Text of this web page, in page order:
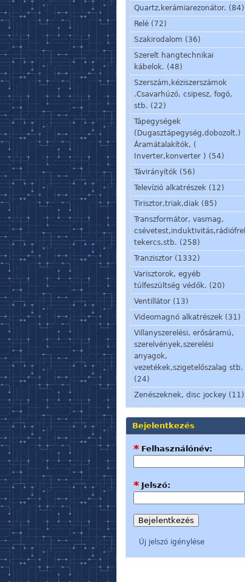
Quartz,kerámiarezonátor. (84)
Relé (72)
Szakirodalom (36)
Szerelt hangtechnikai
kábelok. (48)
Szerszám,kéziszerszámok
.Csavarhúzó, csipesz, fogó,
stb. (22)
Tápegységek
(Dugasztápegység,dobozolt.)
Áramátalakítók, (
Inverter,konverter ) (54)
Távirányítók (56)
Televízió alkatrészek (12)
Tirisztor,triak,diak (85)
Transzformátor, vasmag,
tekercs,stb. (258)
Tranzisztor (1332)
Varisztorok, egyéb
túlfeszültség védők. (20)
Ventillátor (13)
Videomagnó alkatrészek (31)
Villanyszerelési, erősáramú,
szerelvények,szerelési
anyagok,
vezetékek,szigetelőszalag stb.
(24)
Zenészeknek, disc jockey (11)
Bejelentkezés
Felhasználónév:
*
Jelszó:
*
Új jelszó igénylése